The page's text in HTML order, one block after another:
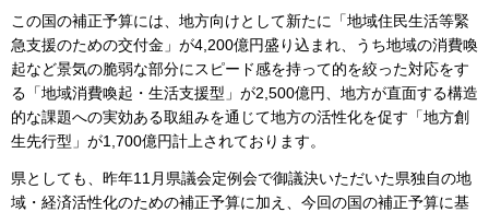
この国の補正予算には、地方向けとして新たに「地域住民生活等緊
急支援のための交付金」が4,200億円盛り込まれ、うち地域の消費喚
起など景気の脆弱な部分にスピード感を持って的を絞った対応をす
る「地域消費喚起・生活支援型」が2,500億円、地方が直面する構造
的な課題への実効ある取組みを通じて地方の活性化を促す「地方創
生先行型」が1,700億円計上されております。
県としても、昨年11月県議会定例会で御議決いただいた県独自の地
域・経済活性化のための補正予算に加え、今回の国の補正予算に基